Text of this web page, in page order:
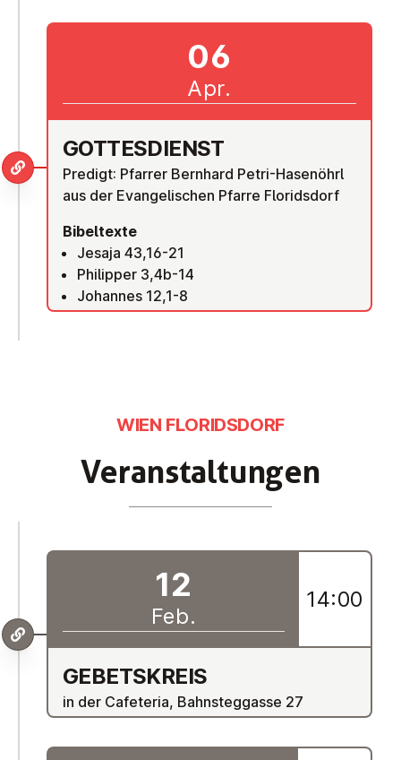
GOT­TES­DIENST
Predigt: Pfarrer Bernhard Petri-Hasenöhrl
aus der Evangelischen Pfarre Floridsdorf
Bibeltexte
Jesaja 43,16-21
Philipper 3,4b-14
Johannes 12,1-8
06
Apr.
Ver­an­stal­tun­gen
WIEN FLORIDSDORF
GE­BETS­KREIS
in der Cafeteria, Bahnsteggasse 27
12
Feb.
14:00